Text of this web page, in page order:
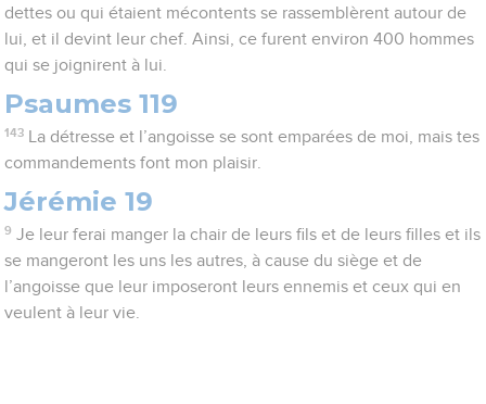
dettes ou qui étaient mécontents se rassemblèrent autour de
lui, et il devint leur chef. Ainsi, ce furent environ 400 hommes
qui se joignirent à lui.
Psaumes 119
143
La détresse et l’angoisse se sont emparées de moi, mais tes
commandements font mon plaisir.
Jérémie 19
9 Je leur ferai manger la chair de leurs fils et de leurs filles et ils
se mangeront les uns les autres, à cause du siège et de
l’angoisse que leur imposeront leurs ennemis et ceux qui en
veulent à leur vie.